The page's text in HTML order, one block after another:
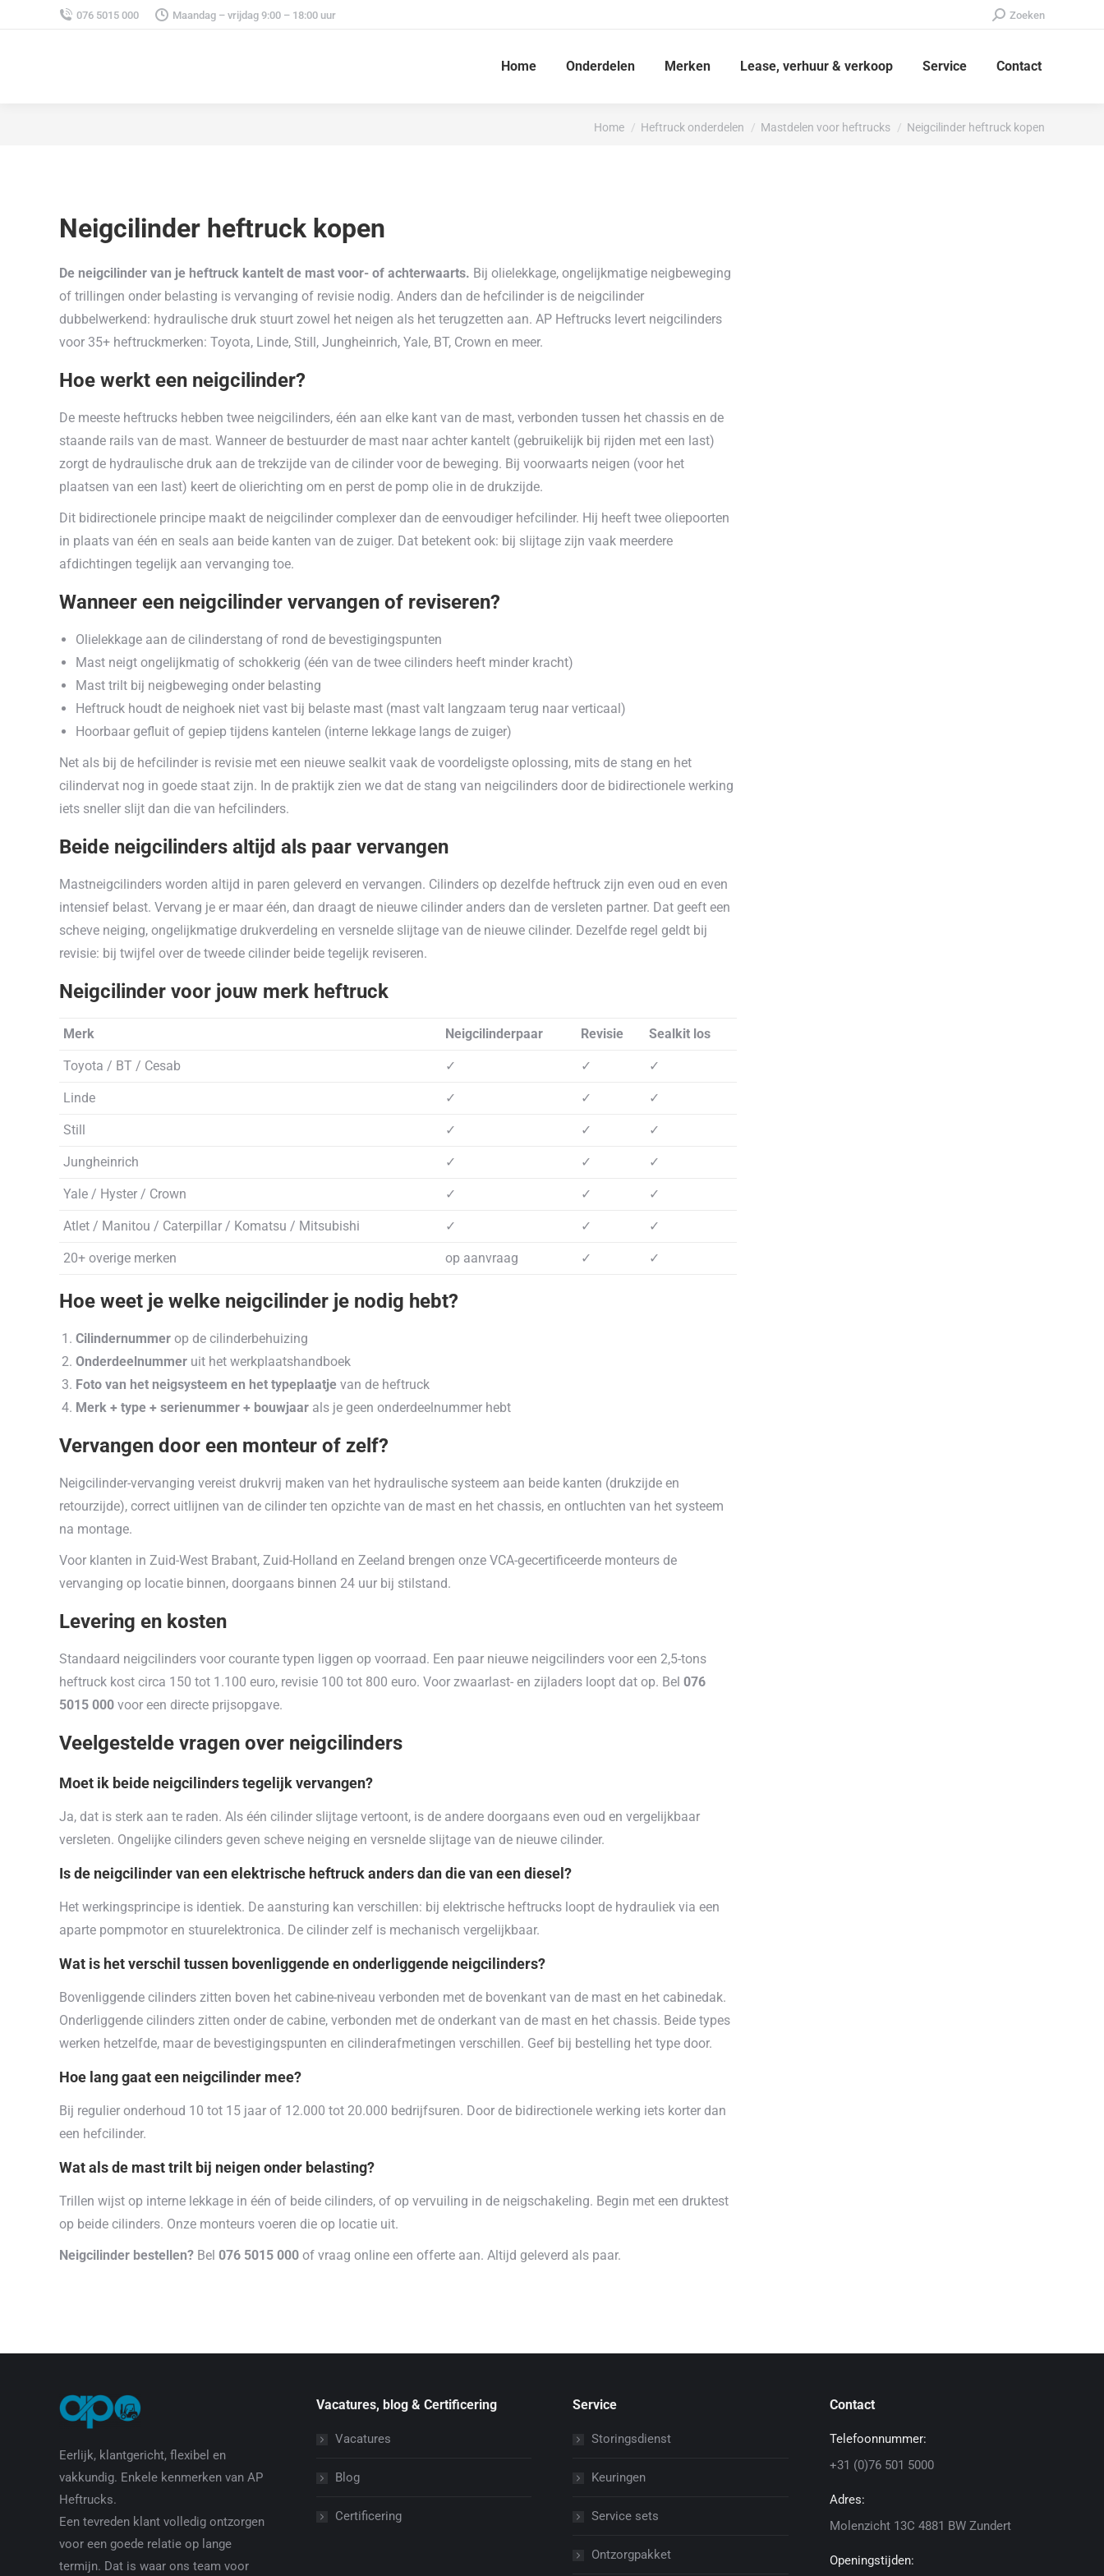
076 5015 000 Maandag – vrijdag 9:00 – 18:00 uur Zoeken:
Zoeken
Home Onderdelen Merken Lease, verhuur & verkoop Service Contact
Je bent hier:
Home Heftruck onderdelen Mastdelen voor heftrucks Neigcilinder heftruck kopen
Neigcilinder heftruck kopen
De neigcilinder van je heftruck kantelt de mast voor- of achterwaarts. Bij olielekkage, ongelijkmatige neigbeweging
of trillingen onder belasting is vervanging of revisie nodig. Anders dan de hefcilinder is de neigcilinder
dubbelwerkend: hydraulische druk stuurt zowel het neigen als het terugzetten aan. AP Heftrucks levert neigcilinders
voor 35+ heftruckmerken: Toyota, Linde, Still, Jungheinrich, Yale, BT, Crown en meer.
Hoe werkt een neigcilinder?
De meeste heftrucks hebben twee neigcilinders, één aan elke kant van de mast, verbonden tussen het chassis en de
staande rails van de mast. Wanneer de bestuurder de mast naar achter kantelt (gebruikelijk bij rijden met een last)
zorgt de hydraulische druk aan de trekzijde van de cilinder voor de beweging. Bij voorwaarts neigen (voor het
plaatsen van een last) keert de olierichting om en perst de pomp olie in de drukzijde.
Dit bidirectionele principe maakt de neigcilinder complexer dan de eenvoudiger hefcilinder. Hij heeft twee oliepoorten
in plaats van één en seals aan beide kanten van de zuiger. Dat betekent ook: bij slijtage zijn vaak meerdere
afdichtingen tegelijk aan vervanging toe.
Wanneer een neigcilinder vervangen of reviseren?
Olielekkage aan de cilinderstang of rond de bevestigingspunten
Mast neigt ongelijkmatig of schokkerig (één van de twee cilinders heeft minder kracht)
Mast trilt bij neigbeweging onder belasting
Heftruck houdt de neighoek niet vast bij belaste mast (mast valt langzaam terug naar verticaal)
Hoorbaar gefluit of gepiep tijdens kantelen (interne lekkage langs de zuiger)
Net als bij de hefcilinder is revisie met een nieuwe sealkit vaak de voordeligste oplossing, mits de stang en het
cilindervat nog in goede staat zijn. In de praktijk zien we dat de stang van neigcilinders door de bidirectionele werking
iets sneller slijt dan die van hefcilinders.
Beide neigcilinders altijd als paar vervangen
Mastneigcilinders worden altijd in paren geleverd en vervangen. Cilinders op dezelfde heftruck zijn even oud en even
intensief belast. Vervang je er maar één, dan draagt de nieuwe cilinder anders dan de versleten partner. Dat geeft een
scheve neiging, ongelijkmatige drukverdeling en versnelde slijtage van de nieuwe cilinder. Dezelfde regel geldt bij
revisie: bij twijfel over de tweede cilinder beide tegelijk reviseren.
Neigcilinder voor jouw merk heftruck
Merk Neigcilinderpaar Revisie Sealkit los
Toyota / BT / Cesab ✓ ✓ ✓
Linde ✓ ✓ ✓
Still ✓ ✓ ✓
Jungheinrich ✓ ✓ ✓
Yale / Hyster / Crown ✓ ✓ ✓
Atlet / Manitou / Caterpillar / Komatsu / Mitsubishi ✓ ✓ ✓
20+ overige merken op aanvraag ✓ ✓
Hoe weet je welke neigcilinder je nodig hebt?
Cilindernummer op de cilinderbehuizing
Onderdeelnummer uit het werkplaatshandboek
Foto van het neigsysteem en het typeplaatje van de heftruck
Merk + type + serienummer + bouwjaar als je geen onderdeelnummer hebt
Vervangen door een monteur of zelf?
Neigcilinder-vervanging vereist drukvrij maken van het hydraulische systeem aan beide kanten (drukzijde en
retourzijde), correct uitlijnen van de cilinder ten opzichte van de mast en het chassis, en ontluchten van het systeem
na montage.
Voor klanten in Zuid-West Brabant, Zuid-Holland en Zeeland brengen onze VCA-gecertificeerde monteurs de
vervanging op locatie binnen, doorgaans binnen 24 uur bij stilstand.
Levering en kosten
Standaard neigcilinders voor courante typen liggen op voorraad. Een paar nieuwe neigcilinders voor een 2,5-tons
heftruck kost circa 150 tot 1.100 euro, revisie 100 tot 800 euro. Voor zwaarlast- en zijladers loopt dat op. Bel 076
5015 000 voor een directe prijsopgave.
Veelgestelde vragen over neigcilinders
Moet ik beide neigcilinders tegelijk vervangen?
Ja, dat is sterk aan te raden. Als één cilinder slijtage vertoont, is de andere doorgaans even oud en vergelijkbaar
versleten. Ongelijke cilinders geven scheve neiging en versnelde slijtage van de nieuwe cilinder.
Is de neigcilinder van een elektrische heftruck anders dan die van een diesel?
Het werkingsprincipe is identiek. De aansturing kan verschillen: bij elektrische heftrucks loopt de hydrauliek via een
aparte pompmotor en stuurelektronica. De cilinder zelf is mechanisch vergelijkbaar.
Wat is het verschil tussen bovenliggende en onderliggende neigcilinders?
Bovenliggende cilinders zitten boven het cabine-niveau verbonden met de bovenkant van de mast en het cabinedak.
Onderliggende cilinders zitten onder de cabine, verbonden met de onderkant van de mast en het chassis. Beide types
werken hetzelfde, maar de bevestigingspunten en cilinderafmetingen verschillen. Geef bij bestelling het type door.
Hoe lang gaat een neigcilinder mee?
Bij regulier onderhoud 10 tot 15 jaar of 12.000 tot 20.000 bedrijfsuren. Door de bidirectionele werking iets korter dan
een hefcilinder.
Wat als de mast trilt bij neigen onder belasting?
Trillen wijst op interne lekkage in één of beide cilinders, of op vervuiling in de neigschakeling. Begin met een druktest
op beide cilinders. Onze monteurs voeren die op locatie uit.
Neigcilinder bestellen? Bel 076 5015 000 of vraag online een offerte aan. Altijd geleverd als paar.
Eerlijk, klantgericht, flexibel en
vakkundig. Enkele kenmerken van AP
Heftrucks.
Een tevreden klant volledig ontzorgen
voor een goede relatie op lange
termijn. Dat is waar ons team voor
Vacatures, blog & Certificering
Vacatures
Blog
Certificering
Service
Storingsdienst
Keuringen
Service sets
Ontzorgpakket
Contact
Telefoonnummer:
+31 (0)76 501 5000
Adres:
Molenzicht 13C 4881 BW Zundert
Openingstijden: